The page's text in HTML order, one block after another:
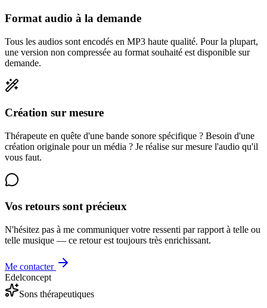
Format audio à la demande
Tous les audios sont encodés en MP3 haute qualité. Pour la plupart,
une version non compressée au format souhaité est disponible sur
demande.
Création sur mesure
Thérapeute en quête d'une bande sonore spécifique ? Besoin d'une
création originale pour un média ? Je réalise sur mesure l'audio qu'il
vous faut.
Vos retours sont précieux
N'hésitez pas à me communiquer votre ressenti par rapport à telle ou
telle musique — ce retour est toujours très enrichissant.
Me contacter
Edelconcept
Sons thérapeutiques